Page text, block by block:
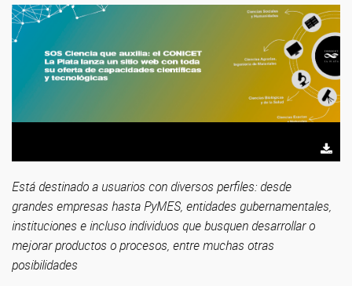
Está destinado a usuarios con diversos perfiles: desde
grandes empresas hasta PyMES, entidades gubernamentales,
instituciones e incluso individuos que busquen desarrollar o
mejorar productos o procesos, entre muchas otras
posibilidades